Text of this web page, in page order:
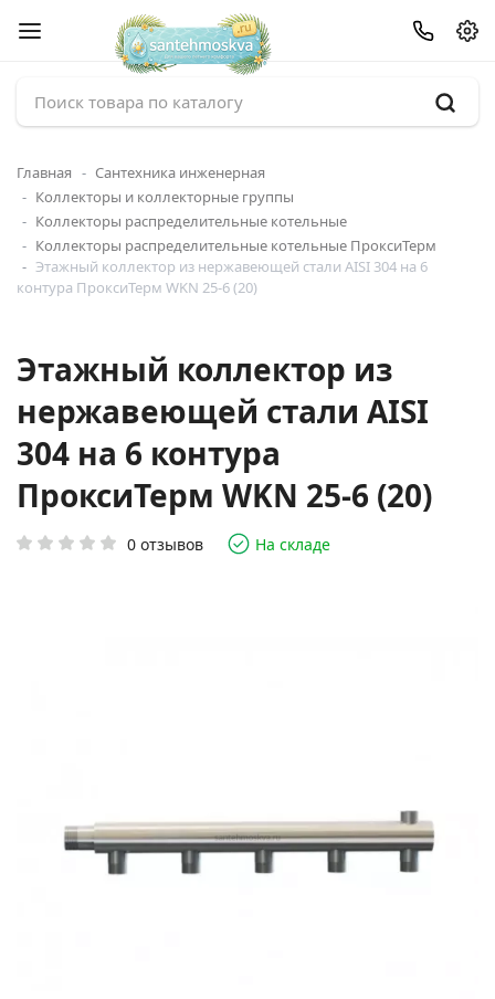
Главная
Сантехника инженерная
Коллекторы и коллекторные группы
Коллекторы распределительные котельные
Коллекторы распределительные котельные ПроксиТерм
Этажный коллектор из нержавеющей стали AISI 304 на 6
контура ПроксиТерм WKN 25-6 (20)
Этажный коллектор из
нержавеющей стали AISI
304 на 6 контура
ПроксиТерм WKN 25-6 (20)
0 отзывов На складе